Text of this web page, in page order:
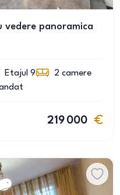
vedere panoramica
Etajul 9 2 camere
219 000